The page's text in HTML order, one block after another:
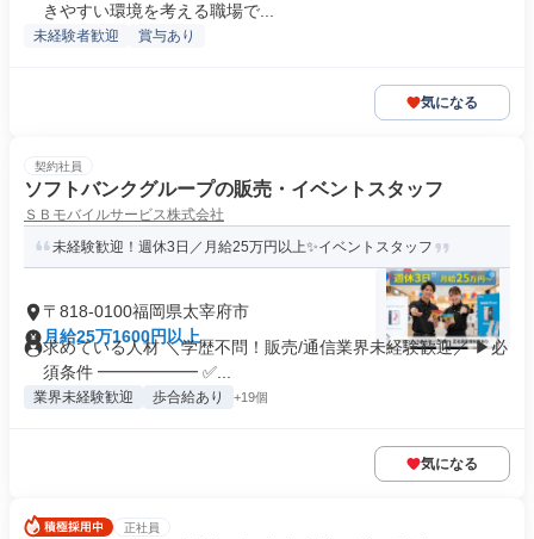
きやすい環境を考える職場で...
未経験者歓迎 賞与あり
気になる
契約社員
ソフトバンクグループの販売・イベントスタッフ
ＳＢモバイルサービス株式会社
未経験歓迎！週休3日／月給25万円以上✨イベントスタッフ
〒818-0100福岡県太宰府市
月給25万1600円以上
求めている人材 ＼学歴不問！販売/通信業界未経験歓迎／ ▶必
須条件 ━━━━━━ ✅...
業界未経験歓迎 歩合給あり +19個
気になる
正社員